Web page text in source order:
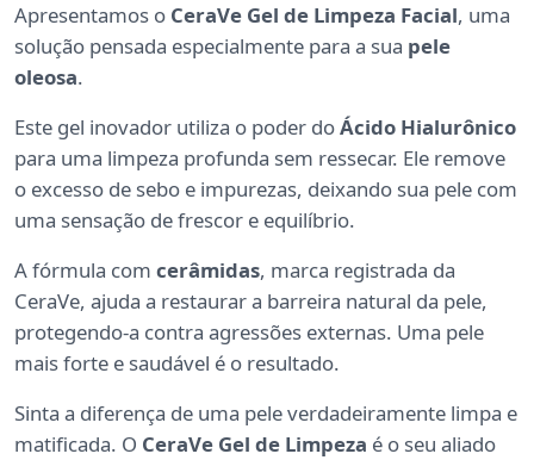
Apresentamos o CeraVe Gel de Limpeza Facial, uma
solução pensada especialmente para a sua pele
oleosa.
Este gel inovador utiliza o poder doÁcido Hialurônico
para uma limpeza profunda sem ressecar. Ele remove
o excesso de sebo e impurezas, deixando sua pele com
uma sensação de frescor e equilíbrio.
A fórmula com cerâmidas, marca registrada da
CeraVe, ajuda a restaurar a barreira natural da pele,
protegendo-a contra agressões externas. Uma pele
mais forte e saudável é o resultado.
Sinta a diferença de uma pele verdadeiramente limpa e
matificada. O CeraVe Gel de Limpeza é o seu aliado